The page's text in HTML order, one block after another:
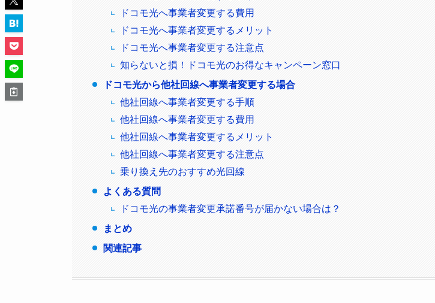
ドコモ光へ事業者変更する費用
ドコモ光へ事業者変更するメリット
ドコモ光へ事業者変更する注意点
知らないと損！ドコモ光のお得なキャンペーン窓口
ドコモ光から他社回線へ事業者変更する場合
他社回線へ事業者変更する手順
他社回線へ事業者変更する費用
他社回線へ事業者変更するメリット
他社回線へ事業者変更する注意点
乗り換え先のおすすめ光回線
よくある質問
ドコモ光の事業者変更承諾番号が届かない場合は？
まとめ
関連記事